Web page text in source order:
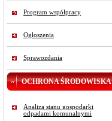
Program współpracy
Ogłoszenia
Sprawozdania
OCHRONA ŚRODOWISKA
Analiza stanu gospodarki
odpadami komunalnymi